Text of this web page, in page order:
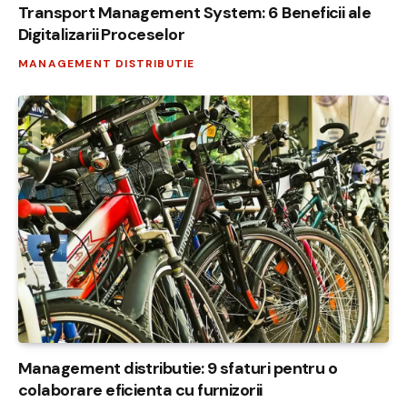
Transport Management System: 6 Beneficii ale
Digitalizarii Proceselor
MANAGEMENT DISTRIBUTIE
Management distributie: 9 sfaturi pentru o
colaborare eficienta cu furnizorii